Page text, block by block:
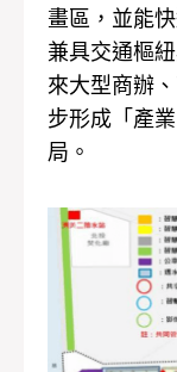
畫區，並能
兼具交通樞
來大型商辦
步形成「產
局。